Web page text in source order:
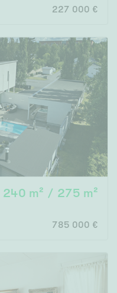
227 000 €
240 m² / 275 m²
785 000 €